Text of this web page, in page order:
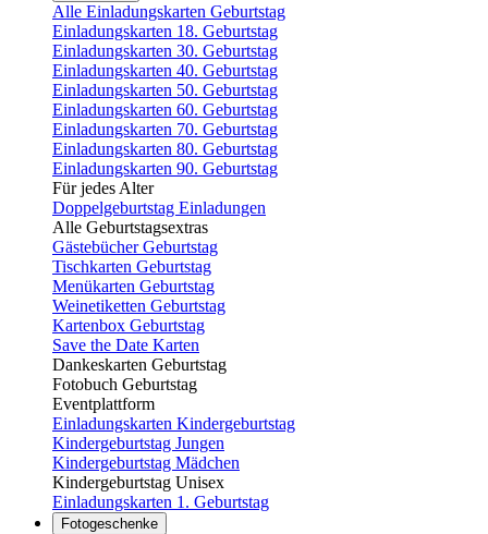
Alle Einladungskarten Geburtstag
Einladungskarten 18. Geburtstag
Einladungskarten 30. Geburtstag
Einladungskarten 40. Geburtstag
Einladungskarten 50. Geburtstag
Einladungskarten 60. Geburtstag
Einladungskarten 70. Geburtstag
Einladungskarten 80. Geburtstag
Einladungskarten 90. Geburtstag
Für jedes Alter
Doppelgeburtstag Einladungen
Alle Geburtstagsextras
Gästebücher Geburtstag
Tischkarten Geburtstag
Menükarten Geburtstag
Weinetiketten Geburtstag
Kartenbox Geburtstag
Save the Date Karten
Dankeskarten Geburtstag
Fotobuch Geburtstag
Eventplattform
Einladungskarten Kindergeburtstag
Kindergeburtstag Jungen
Kindergeburtstag Mädchen
Kindergeburtstag Unisex
Einladungskarten 1. Geburtstag
Fotogeschenke